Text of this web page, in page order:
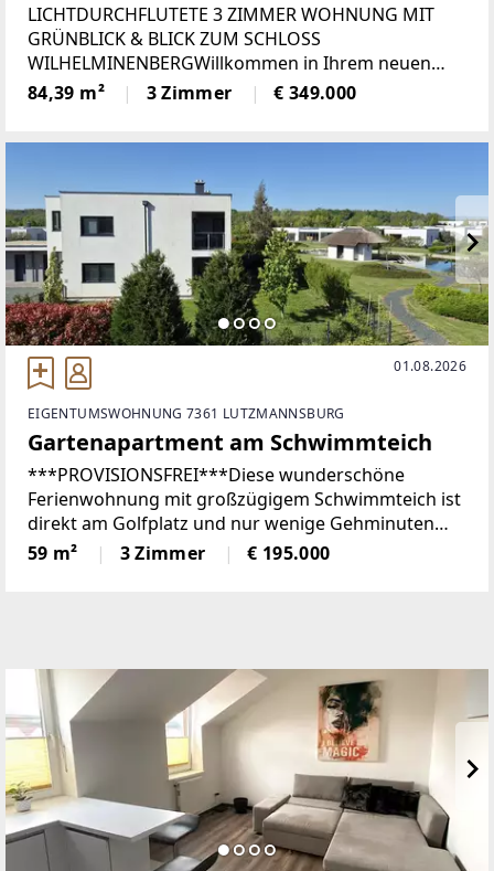
LICHTDURCHFLUTETE 3 ZIMMER WOHNUNG MIT
GRÜNBLICK & BLICK ZUM SCHLOSS
WILHELMINENBERGWillkommen in Ihrem neuen
Zuhause! Dieses Lichtjuwel am Fuße des
Wilhelminenbergs vereint großzügiges Wohnen, viel
84,39 m² 3 Zimmer € 349.000
01.08.2026
EIGENTUMSWOHNUNG 7361 LUTZMANNSBURG
Gartenapartment am Schwimmteich
***PROVISIONSFREI***Diese wunderschöne
Ferienwohnung mit großzügigem Schwimmteich ist
direkt am Golfplatz und nur wenige Gehminuten
von der beliebten Sonnentherme Lutzmannsburg
gelegen. Genießen Sie die Nachmittagssonne und
59 m² 3 Zimmer € 195.000